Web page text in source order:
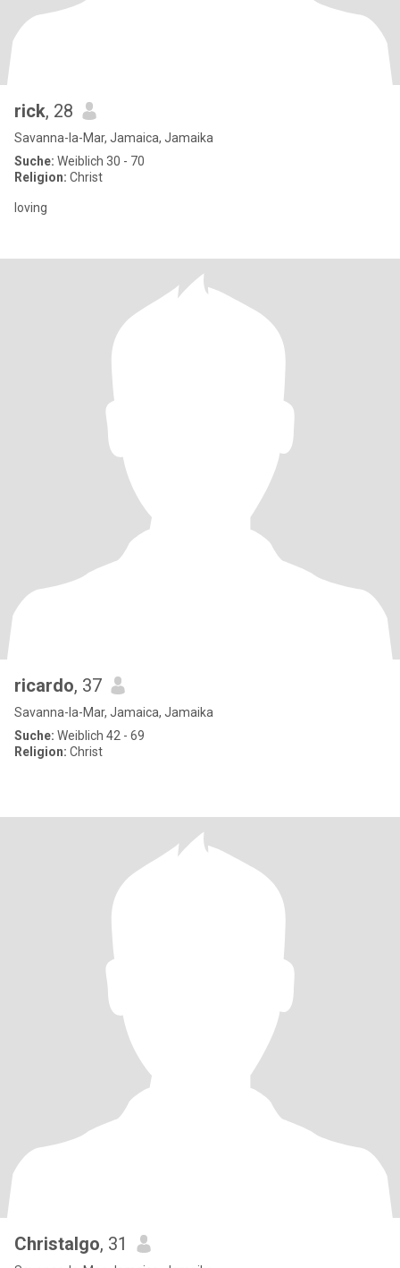
rick, 28
Savanna-la-Mar, Jamaica, Jamaika
Suche: Weiblich 30 - 70
Religion: Christ
loving
ricardo, 37
Savanna-la-Mar, Jamaica, Jamaika
Suche: Weiblich 42 - 69
Religion: Christ
Christalgo, 31